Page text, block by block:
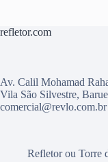
refletor.com
Av. Calil Mohamad
Vila São Silvestre,
comercial@revlo.com.br
Refletor ou Torre